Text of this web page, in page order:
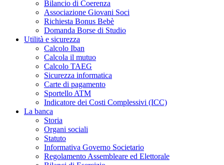
Bilancio di Coerenza
Associazione Giovani Soci
Richiesta Bonus Bebè
Domanda Borse di Studio
Utilità e sicurezza
Calcolo Iban
Calcola il mutuo
Calcolo TAEG
Sicurezza informatica
Carte di pagamento
Sportello ATM
Indicatore dei Costi Complessivi (ICC)
La banca
Storia
Organi sociali
Statuto
Informativa Governo Societario
Regolamento Assembleare ed Elettorale